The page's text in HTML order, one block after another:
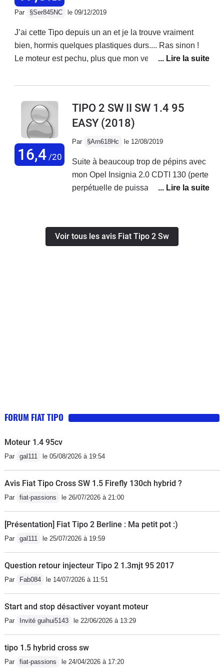
colorées pour les faire revenir.
était en vacances
Par §Ser845NC le 09/12/2019
J’ai cette Tipo depuis un an et je la trouve vraiment
bien, hormis quelques plastiques durs.... Ras sinon !
Le moteur est pechu, plus que mon verso 126 D4D qui
qualité - prix est imbattable, et je sais de quoi je parle
les deux ans environ! Bravo Fiat, sortez la en hybride.
16,4/20
TIPO 2 SW II SW 1.4 95
EASY (2018)
Par §Arn618Hc le 12/08/2019
Suite à beaucoup trop de pépins avec
mon Opel Insignia 2.0 CDTI 130 (perte
perpétuelle de puissance, soucis
etc..), je me suis résolu à la vendre
pour l’exportation. N’ayant pas un
ville, il faut tabler sur un bon 9.5-10
USB, jantes alu 16 pouces). Je reste
pas le summum de l’automobile, ni le
top niveau mode mais pour le budget
(18.900 euros moins remise de 4.000
euros, soit 14.900 euros), je me doute
qu’il ne faut pas se montrer exigeant.
Défauts: moteur poussif ( il existe un
1.4 turbo 120), finition intérieure
moyenne et suspensions
dures.Qualités: ligne, intérieur
spacieux, fiabilité, prix/
équipement/garantie.Je viens de
Voir tous les avis Fiat Tipo 2 Sw
FORUM FIAT TIPO
Moteur 1.4 95cv
Par gal111 le 05/08/2026 à 19:54
Avis Fiat Tipo Cross SW 1.5 Firefly 130ch hybrid ?
Par fiat-passions le 26/07/2026 à 21:00
[Présentation] Fiat Tipo 2 Berline : Ma petit pot :)
Par gal111 le 25/07/2026 à 19:59
Question retour injecteur Tipo 2 1.3mjt 95 2017
Par Fab084 le 14/07/2026 à 11:51
Start and stop désactiver voyant moteur
Par Invité guihui5143 le 22/06/2026 à 13:29
tipo 1.5 hybrid cross sw
Par fiat-passions le 24/04/2026 à 17:20